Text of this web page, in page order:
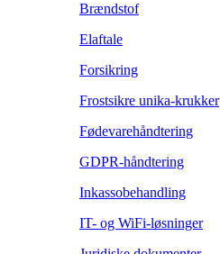
Brændstof
Elaftale
Forsikring
Frostsikre unika-krukker
Fødevarehåndtering
GDPR-håndtering
Inkassobehandling
IT- og WiFi-løsninger